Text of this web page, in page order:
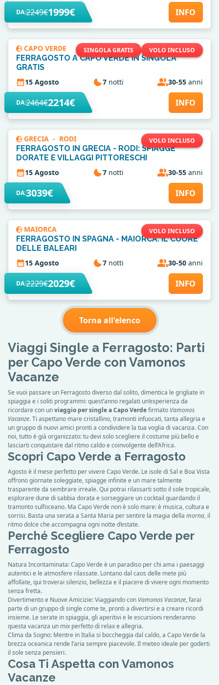
DA:2249€1999€ INFO
SINGOLA GRATIS VOLO INCLUSO
CAPO VERDE
FERRAGOSTO A CAPO VERDE IN SINGOLA
GRATIS
15 Agosto
7 notti 30-55 anni
DA:2464€2214€ INFO
VOLO INCLUSO
GRECIA - RODI
FERRAGOSTO IN GRECIA - RODI: SPIAGGE
DORATE E VILLAGGI PITTORESCHI
15 Agosto
7 notti 30-55 anni
DA:3039€ INFO
VOLO INCLUSO
MAIORCA
FERRAGOSTO IN SPAGNA - MAIORCA: IL CUORE
DELLE BALEARI
15 Agosto
7 notti 30-50 anni
DA:2229€2029€ INFO
Torna all'elenco
Viaggi Single a Ferragosto: Parti
per Capo Verde con Vamonos
Vacanze
Se vuoi passare un Ferragosto diverso dal solito, dimentica le grigliate in
spiaggia e i soliti programmi: quest’anno regalati un’esperienza da
ricordare con unviaggio per single a Capo Verdefirmato Vamonos
Vacanze. Ti aspettano mare cristallino, tramonti infuocati, tanta allegria e
un gruppo di nuovi amici pronti a condividere la tua voglia di vacanza. Con
noi, tutto è già organizzato: tu devi solo scegliere il costume più bello e
lasciarti conquistare dal ritmo caldo e coinvolgente dell’Africa.
Scopri Capo Verde a Ferragosto
Agosto è il mese perfetto per vivere Capo Verde. Le isole di Sal e Boa Vista
offrono giornate soleggiate, spiagge infinite e un mare talmente
trasparente da sembrare irreale. Qui potrai rilassarti sotto il sole tropicale,
esplorare dune di sabbia dorata e sorseggiare un cocktail guardando il
tramonto sull’oceano. Ma Capo Verde non è solo mare: è musica, cultura e
sorrisi. Basta una serata a Santa Maria per sentire la magia della morna, il
ritmo dolce che accompagna ogni notte d’estate.
Perché Scegliere Capo Verde per
Ferragosto
Natura Incontaminata: Capo Verde è un paradiso per chi ama i paesaggi
autentici e le atmosfere rilassate. Lontano dal caos delle mete più
affollate, qui troverai silenzio, bellezza e il piacere di vivere ogni momento
senza fretta.
Divertimento e Nuove Amicizie: Viaggiando con Vamonos Vacanze, farai
parte di un gruppo di single come te, pronti a divertirsi e a creare ricordi
insieme. Le serate in spiaggia, gli aperitivi e le escursioni renderanno
questa vacanza un mix perfetto di relax e allegria.
Clima da Sogno: Mentre in Italia si boccheggia dal caldo, a Capo Verde la
brezza oceanica rende l’aria sempre piacevole. Il meteo ideale per goderti
il sole senza pensieri.
Cosa Ti Aspetta con Vamonos
Vacanze